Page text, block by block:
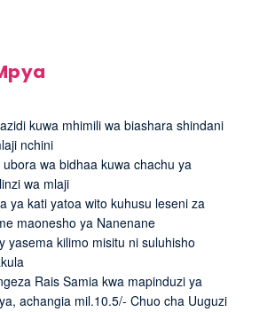
kuwa mhimili wa biashara shindani
nchini
wa bidhaa kuwa chachu ya
wa mlaji
ya kati yatoa wito kuhusu leseni za
maonesho ya Nanenane
yasema kilimo misitu ni suluhisho
Rais Samia kwa mapinduzi ya
achangia mil.10.5/- Chuo cha Uuguzi